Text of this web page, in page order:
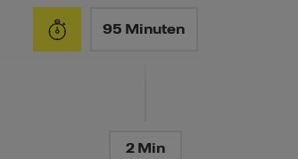
95 Minuten
2 Min